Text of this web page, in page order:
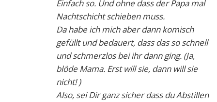
Einfach so. Und ohne dass der Papa mal
Nachtschicht schieben muss.
Da habe ich mich aber dann komisch
gefüllt und bedauert, dass das so schnell
und schmerzlos bei ihr dann ging. (Ja,
blöde Mama. Erst will sie, dann will sie
nicht! )
Also, sei Dir ganz sicher dass du Abstillen